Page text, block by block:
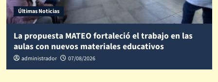
Últimas Noticias
La propuesta MATEO fortaleció el trabajo en las
aulas con nuevos materiales educativos
administrador 07/08/2026